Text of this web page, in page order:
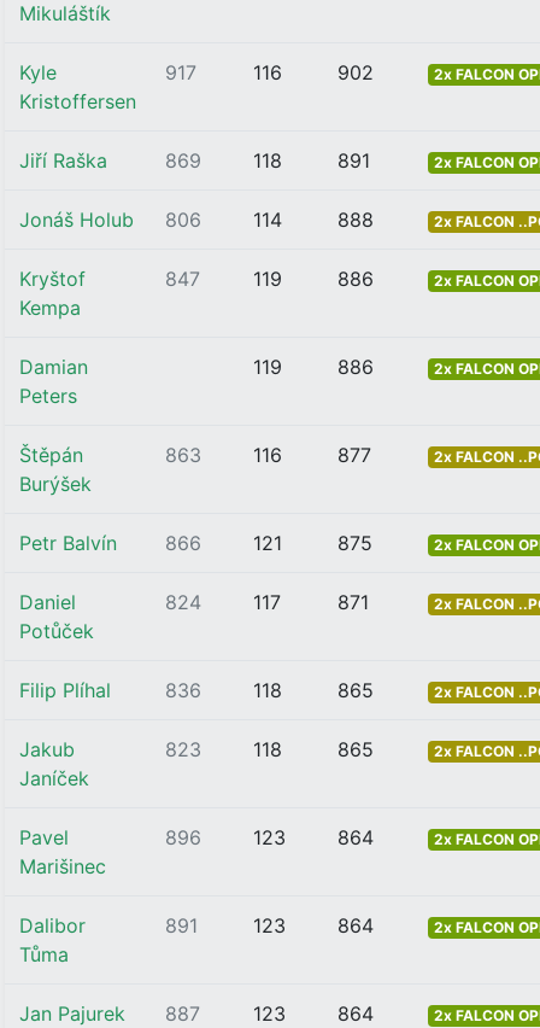
Mikuláštík
Kyle
Kristoffersen
917 116 902 2x FALCON
Jiří Raška 869 118 891 2x FALCON
Jonáš Holub 806 114 888 2x FALCON
Kryštof
Kempa
847 119 886 2x FALCON
Damian
Peters
119 886 2x FALCON
Štěpán
Burýšek
863 116 877 2x FALCON
Petr Balvín 866 121 875 2x FALCON
Daniel
Potůček
824 117 871 2x FALCON
Filip Plíhal 836 118 865 2x FALCON
Jakub
Janíček
823 118 865 2x FALCON
Pavel
Marišinec
896 123 864 2x FALCON
Dalibor
Tůma
891 123 864 2x FALCON
Jan Pajurek 887 123 864 2x FALCON